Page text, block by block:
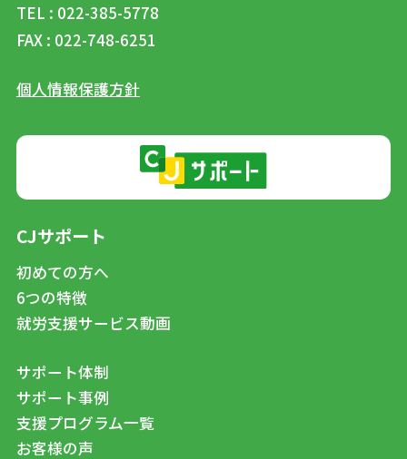
TEL : 022-385-5778
FAX : 022-748-6251
個人情報保護方針
CJサポート
初めての方へ
6つの特徴
就労支援サービス動画
サポート体制
サポート事例
支援プログラム一覧
お客様の声